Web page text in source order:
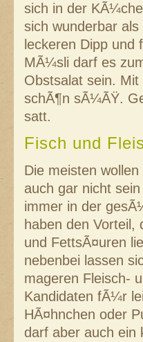
sich in der
sich wunderbar
leckeren Dipp
MÃ¼sli darf es
Obstsalat sein.
schÃ¶n sÃ¼ÃŸ.
satt.
Fisch und
Die meisten
auch gar nicht
immer in der
haben den Vorteil,
und FettsÃ¤uren
nebenbei lassen
mageren Fleisch-
Kandidaten fÃ¼r
HÃ¤hnchen oder
darf aber auch ein